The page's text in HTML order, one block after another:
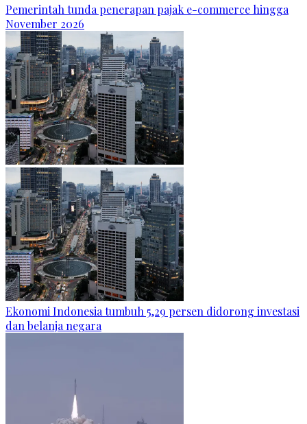
Pemerintah tunda penerapan pajak e-commerce hingga
November 2026
Ekonomi Indonesia tumbuh 5,29 persen didorong investasi
dan belanja negara